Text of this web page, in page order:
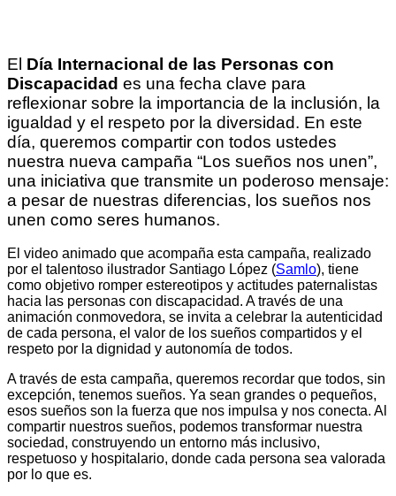
El Día Internacional de las Personas con
Discapacidad es una fecha clave para
reflexionar sobre la importancia de la inclusión, la
igualdad y el respeto por la diversidad. En este
día, queremos compartir con todos ustedes
nuestra nueva campaña “Los sueños nos unen”,
una iniciativa que transmite un poderoso mensaje:
a pesar de nuestras diferencias, los sueños nos
unen como seres humanos.
El video animado que acompaña esta campaña, realizado
por el talentoso ilustrador Santiago López (Samlo), tiene
como objetivo romper estereotipos y actitudes paternalistas
hacia las personas con discapacidad. A través de una
animación conmovedora, se invita a celebrar la autenticidad
de cada persona, el valor de los sueños compartidos y el
respeto por la dignidad y autonomía de todos.
A través de esta campaña, queremos recordar que todos, sin
excepción, tenemos sueños. Ya sean grandes o pequeños,
esos sueños son la fuerza que nos impulsa y nos conecta. Al
compartir nuestros sueños, podemos transformar nuestra
sociedad, construyendo un entorno más inclusivo,
respetuoso y hospitalario, donde cada persona sea valorada
por lo que es.